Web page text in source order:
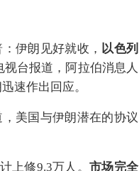
伊朗见好就收， 以色列
台报道，阿拉伯消息人
速作出回应。
美国与伊朗潜在的协议
上修9.3万人。市场完全